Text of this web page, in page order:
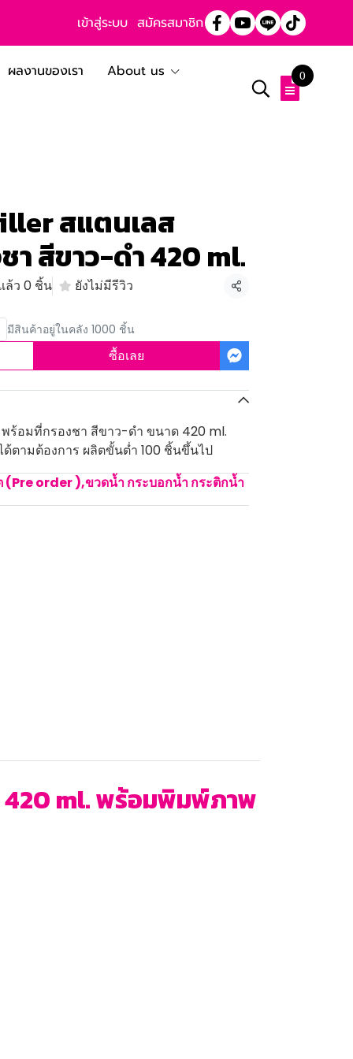
เข้าสู่ระบบ สมัครสมาชิก
ผลงานของเรา
About us
0
สแตนเลส
สีขาว-ดำ 420 ml.
ล้ว 0 ชิ้น ยังไม่มีรีวิว
แชร์
มีสินค้าอยู่ในคลัง 1000 ชิ้น
ซื้อเลย
ร้อมที่กรองชา สีขาว-ดำ ขนาด 420 ml.
ตามต้องการ ผลิตขั้นต่ำ 100 ชิ้นขึ้นไป
(Pre order ),ขวดน้ำ กระบอกน้ำ กระติกน้ำ
420 ml. พร้อมพิมพ์ภาพ